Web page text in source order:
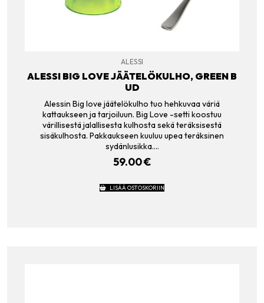
ALESSI
ALESSI BIG LOVE JÄÄTELÖKULHO, GREEN B
UD
Alessin Big love jäätelökulho tuo hehkuvaa väriä
kattaukseen ja tarjoiluun. Big Love -setti koostuu
värillisestä jalallisesta kulhosta sekä teräksisestä
sisäkulhosta. Pakkaukseen kuuluu upea teräksinen
sydänlusikka.…
59.00€
LISÄÄ OSTOSKORIIN